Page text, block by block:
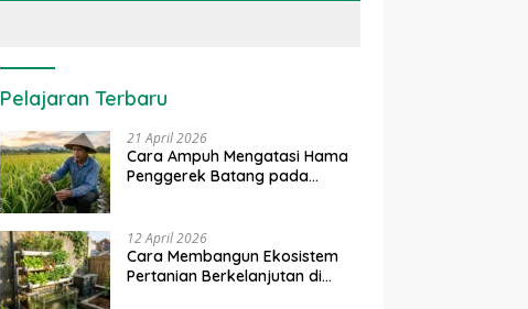
Pelajaran Terbaru
21 April 2026
Cara Ampuh Mengatasi Hama
Penggerek Batang pada
12 April 2026
Cara Membangun Ekosistem
Pertanian Berkelanjutan di